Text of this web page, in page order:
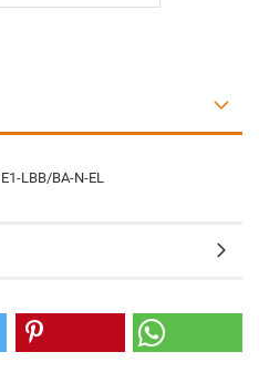
LBB/BA-N-EL